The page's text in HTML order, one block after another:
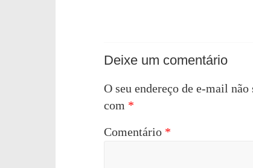
Deixe um comentário
O seu endereço de e-mail
com *
Comentário *